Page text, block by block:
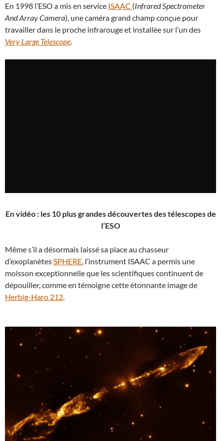
En 1998 l’ESO a mis en service ISAAC (Infrared Spectrometer
And Array Camera), une caméra grand champ conçue pour
travailler dans le proche infrarouge et installée sur l’un des
Very Large Telescope.
En vidéo : les 10 plus grandes découvertes des télescopes de
l’ESO
Même s’il a désormais laissé sa place au chasseur
d’exoplanètesSPHERE, l’instrument ISAAC a permis une
moisson exceptionnelle que les scientifiques continuent de
dépouiller, comme en témoigne cette étonnante image de
Herbig-Haro 212.